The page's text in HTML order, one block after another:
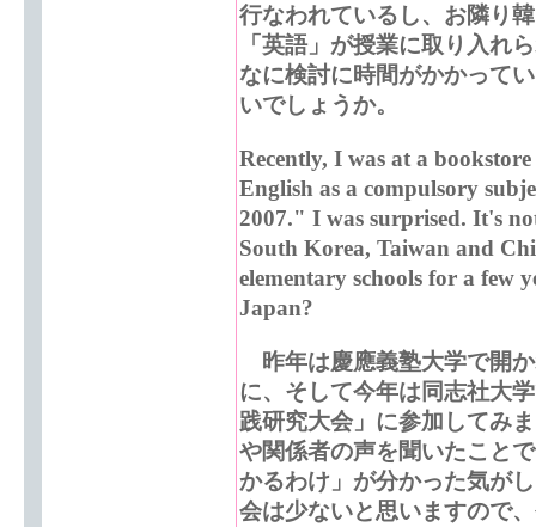
行なわれているし、お隣り
「英語」が授業に取り入れ
なに検討に時間がかかって
いでしょうか。
Recently, I was at a
English as a compulsory
2007." I was surprised. It's
South Korea, Taiwan and
elementary schools for a few
Japan?
昨年は慶應義塾大学で開
に、そして今年は同志社大
践研究大会」に参加してみ
や関係者の声を聞いたこと
かるわけ」が分かった気が
会は少ないと思いますので